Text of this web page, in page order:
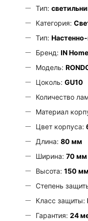
Тип:
Категория:
Тип:
Бренд: IN Home
Модель:
Цоколь: GU10
Количество
Материал
Цвет корпуса:
Длина: 80 мм
Ширина: 70 мм
Высота: 150 мм
Степень
Класс защиты: I
Гарантия: 24